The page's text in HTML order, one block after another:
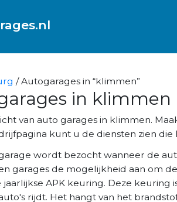
/ Autogarages in “klimmen”
in klimmen
van auto garages in klimmen.
kunt u de diensten zien die
wordt bezocht wanneer de
garages de mogelijkheid aan om
APK keuring. Deze keuring
rijdt. Het hangt van het